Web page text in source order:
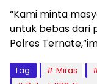
“Kami minta
untuk bebas dari
Polres
Tag: Miras